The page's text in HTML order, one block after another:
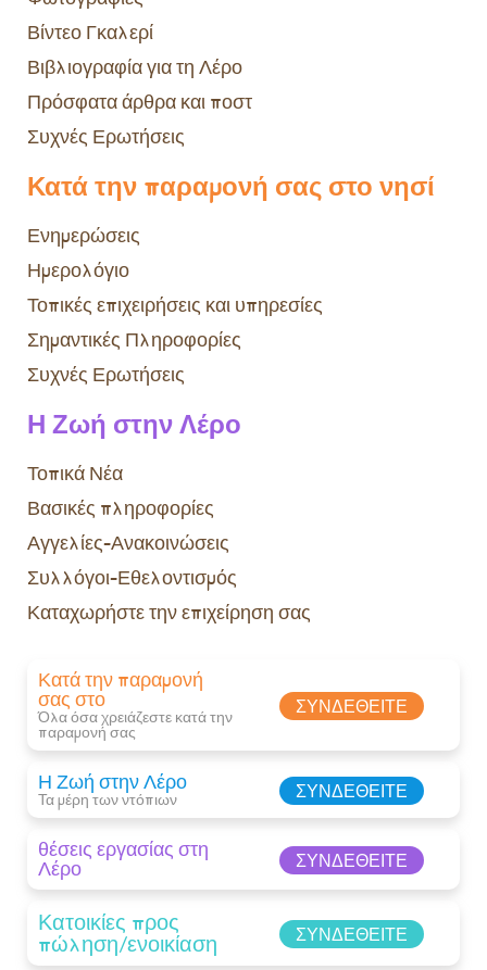
Βίντεο Γκαλερί
Βιβλιογραφία για τη Λέρο
Πρόσφατα άρθρα και ποστ
Συχνές Ερωτήσεις
Κατά την παραμονή σας στο νησί
Ενημερώσεις
Ημερολόγιο
Τοπικές επιχειρήσεις και υπηρεσίες
Σημαντικές Πληροφορίες
Συχνές Ερωτήσεις
Η Ζωή στην Λέρο
Τοπικά Νέα
Βασικές πληροφορίες
Αγγελίες-Ανακοινώσεις
Συλλόγοι-Εθελοντισμός
Καταχωρήστε την επιχείρηση σας
Κατά την παραμονή
σας στο
Όλα όσα χρειάζεστε κατά την
παραμονή σας​
ΣΥΝΔΕΘΕΊΤΕ
Η Ζωή στην Λέρο
Τα μέρη των ντόπιων ΣΥΝΔΕΘΕΊΤΕ
θέσεις εργασίας στη
Λέρο ΣΥΝΔΕΘΕΊΤΕ
Κατοικίες προς
πώληση/ενοικίαση ΣΥΝΔΕΘΕΊΤΕ